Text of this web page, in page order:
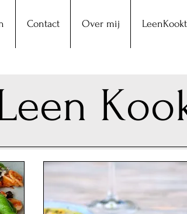
Contact Over mij